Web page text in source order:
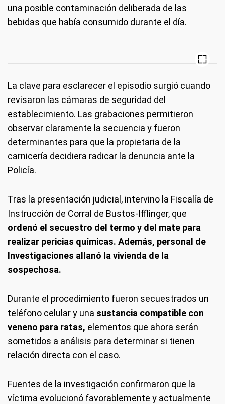
una posible contaminación deliberada de las
bebidas que había consumido durante el día.
La clave para esclarecer el episodio surgió cuando
revisaron las cámaras de seguridad del
establecimiento. Las grabaciones permitieron
observar claramente la secuencia y fueron
determinantes para que la propietaria de la
carnicería decidiera radicar la denuncia ante la
Policía.
Tras la presentación judicial, intervino la Fiscalía de
Instrucción de Corral de Bustos-Ifflinger, que
ordenó el secuestro del termo y del mate para
realizar pericias químicas. Además, personal de
Investigaciones allanó la vivienda de la
sospechosa.
Durante el procedimiento fueron secuestrados un
teléfono celular y una sustancia compatible con
veneno para ratas, elementos que ahora serán
sometidos a análisis para determinar si tienen
relación directa con el caso.
Fuentes de la investigación confirmaron que la
víctima evolucionó favorablemente y actualmente